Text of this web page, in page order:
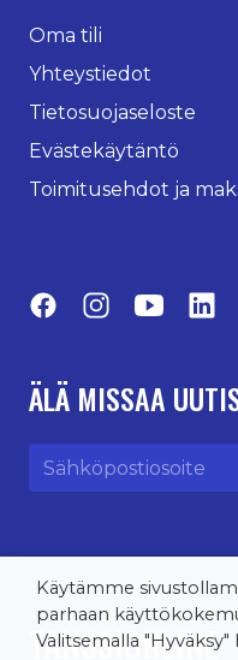
Oma tili
Yhteystiedot
Tietosuojaseloste
Evästekäytäntö
Toimitusehdot ja
FacebookInstagram
ÄLÄ MISSAA
Sähköpostiosoite
TANSSIONLINE
Käytämme
parhaan
Valitsemalla